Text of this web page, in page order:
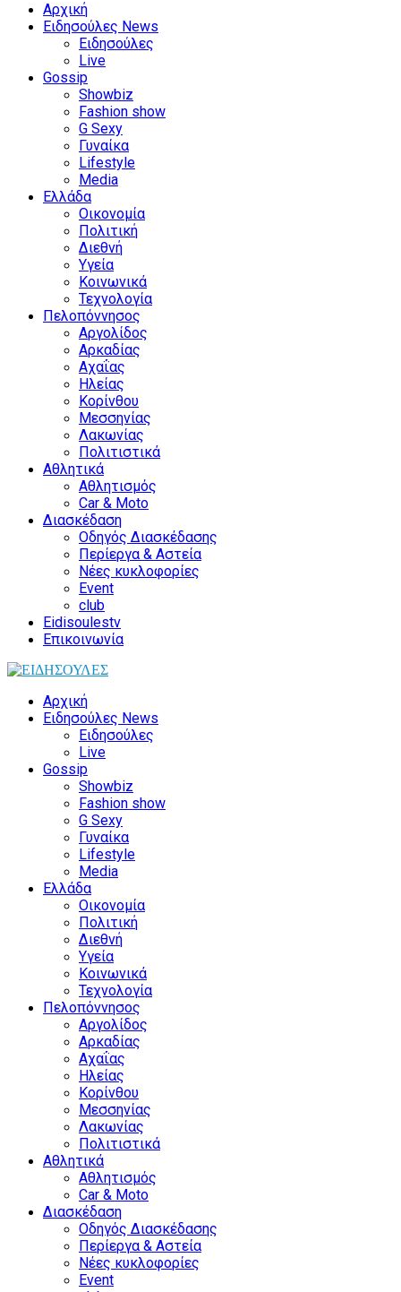
Αρχική
Ειδησούλες News
Ειδησούλες
Live
Gossip
Showbiz
Fashion show
G Sexy
Γυναίκα
Lifestyle
Media
Ελλάδα
Οικονομία
Πολιτική
Διεθνή
Υγεία
Κοινωνικά
Τεχνολογία
Πελοπόννησος
Αργολίδος
Αρκαδίας
Αχαΐας
Ηλείας
Κορίνθου
Μεσσηνίας
Λακωνίας
Πολιτιστικά
Αθλητικά
Αθλητισμός
Car & Moto
Διασκέδαση
Οδηγός Διασκέδασης
Περίεργα & Αστεία
Νέες κυκλοφορίες
Event
club
Eidisoulestv
Επικοινωνία
Αρχική
Ειδησούλες News
Ειδησούλες
Live
Gossip
Showbiz
Fashion show
G Sexy
Γυναίκα
Lifestyle
Media
Ελλάδα
Οικονομία
Πολιτική
Διεθνή
Υγεία
Κοινωνικά
Τεχνολογία
Πελοπόννησος
Αργολίδος
Αρκαδίας
Αχαΐας
Ηλείας
Κορίνθου
Μεσσηνίας
Λακωνίας
Πολιτιστικά
Αθλητικά
Αθλητισμός
Car & Moto
Διασκέδαση
Οδηγός Διασκέδασης
Περίεργα & Αστεία
Νέες κυκλοφορίες
Event